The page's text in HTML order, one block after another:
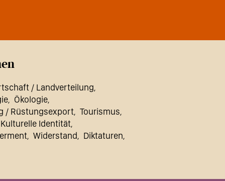
/ Landverteilung
Ökologie
/ Rüstungsexport
Tourismus
Identität
Widerstand Diktaturen